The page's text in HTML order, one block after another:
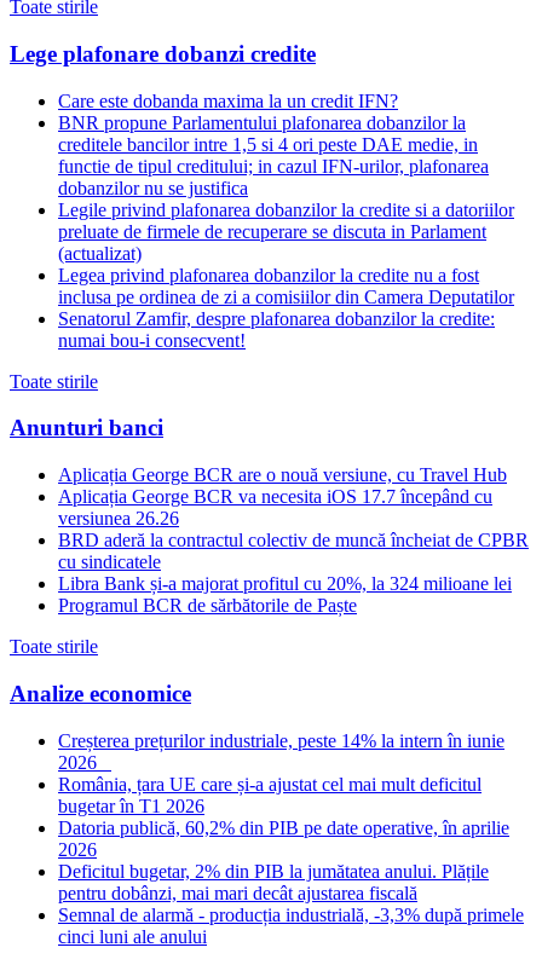
Toate stirile
Lege plafonare dobanzi credite
Care este dobanda maxima la un credit IFN?
BNR propune Parlamentului plafonarea dobanzilor la
creditele bancilor intre 1,5 si 4 ori peste DAE medie, in
functie de tipul creditului; in cazul IFN-urilor, plafonarea
dobanzilor nu se justifica
Legile privind plafonarea dobanzilor la credite si a datoriilor
preluate de firmele de recuperare se discuta in Parlament
(actualizat)
Legea privind plafonarea dobanzilor la credite nu a fost
inclusa pe ordinea de zi a comisiilor din Camera Deputatilor
Senatorul Zamfir, despre plafonarea dobanzilor la credite:
numai bou-i consecvent!
Toate stirile
Anunturi banci
Aplicația George BCR are o nouă versiune, cu Travel Hub
Aplicația George BCR va necesita iOS 17.7 începând cu
versiunea 26.26
BRD aderă la contractul colectiv de muncă încheiat de CPBR
cu sindicatele
Libra Bank și-a majorat profitul cu 20%, la 324 milioane lei
Programul BCR de sărbătorile de Paște
Toate stirile
Analize economice
Creșterea prețurilor industriale, peste 14% la intern în iunie
2026
România, țara UE care și-a ajustat cel mai mult deficitul
bugetar în T1 2026
Datoria publică, 60,2% din PIB pe date operative, în aprilie
2026
Deficitul bugetar, 2% din PIB la jumătatea anului. Plățile
pentru dobânzi, mai mari decât ajustarea fiscală
Semnal de alarmă - producția industrială, -3,3% după primele
cinci luni ale anului